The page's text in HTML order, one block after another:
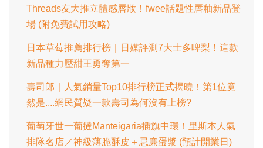
0
%
Threads友大推立體感唇妝！fwee話題性唇釉新品登
場 (附免費試用攻略)
日本草莓推薦排行榜｜日媒評測7大士多啤梨！這款
新品種力壓甜王勇奪第一
壽司郎｜人氣銷量Top10排行榜正式揭曉！第1位竟
然是....網民質疑一款壽司為何沒有上榜?
葡萄牙世一葡撻Manteigaria插旗中環！里斯本人氣
排隊名店／神級薄脆酥皮＋忌廉蛋漿 (預計開業日)